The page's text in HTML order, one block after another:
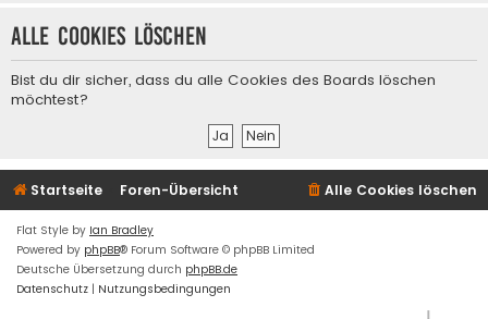
h
Alle Cookies löschen
Bist du dir sicher, dass du alle Cookies des Boards löschen
möchtest?
Startseite Foren-Übersicht Alle Cookies löschen
Flat Style by Ian Bradley
Powered by phpBB® Forum Software © phpBB Limited
Deutsche Übersetzung durch phpBB.de
Datenschutz | Nutzungsbedingungen